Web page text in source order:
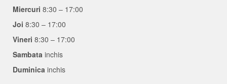
Miercuri 8:30 – 17:00
Joi 8:30 – 17:00
Vineri 8:30 – 17:00
Sambata inchis
Duminica inchis